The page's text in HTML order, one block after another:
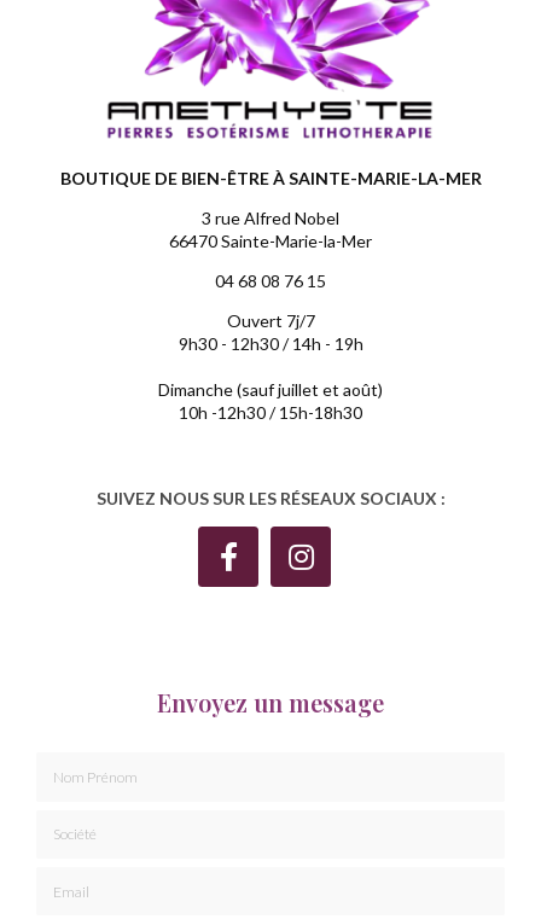
BOUTIQUE DE BIEN-ÊTRE À SAINTE-MARIE-LA-MER
3 rue Alfred Nobel
66470 Sainte-Marie-la-Mer
04 68 08 76 15
Ouvert 7j/7
9h30 - 12h30 / 14h - 19h
Dimanche (sauf juillet et août)
10h -12h30 / 15h-18h30
SUIVEZ NOUS SUR LES RÉSEAUX SOCIAUX :
Envoyez un message